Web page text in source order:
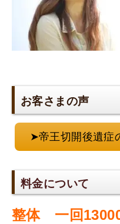
お客さまの声
➤帝王切開後遺症
料金について
整体 一回